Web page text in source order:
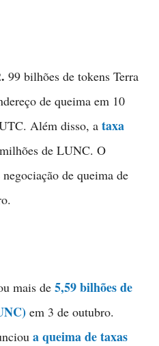
. 99 bilhões de tokens Terra
de queima em 10
Além disso, a taxa
de LUNC. O
de queima de
mais de 5,59 bilhões de
em 3 de outubro.
a queima de taxas